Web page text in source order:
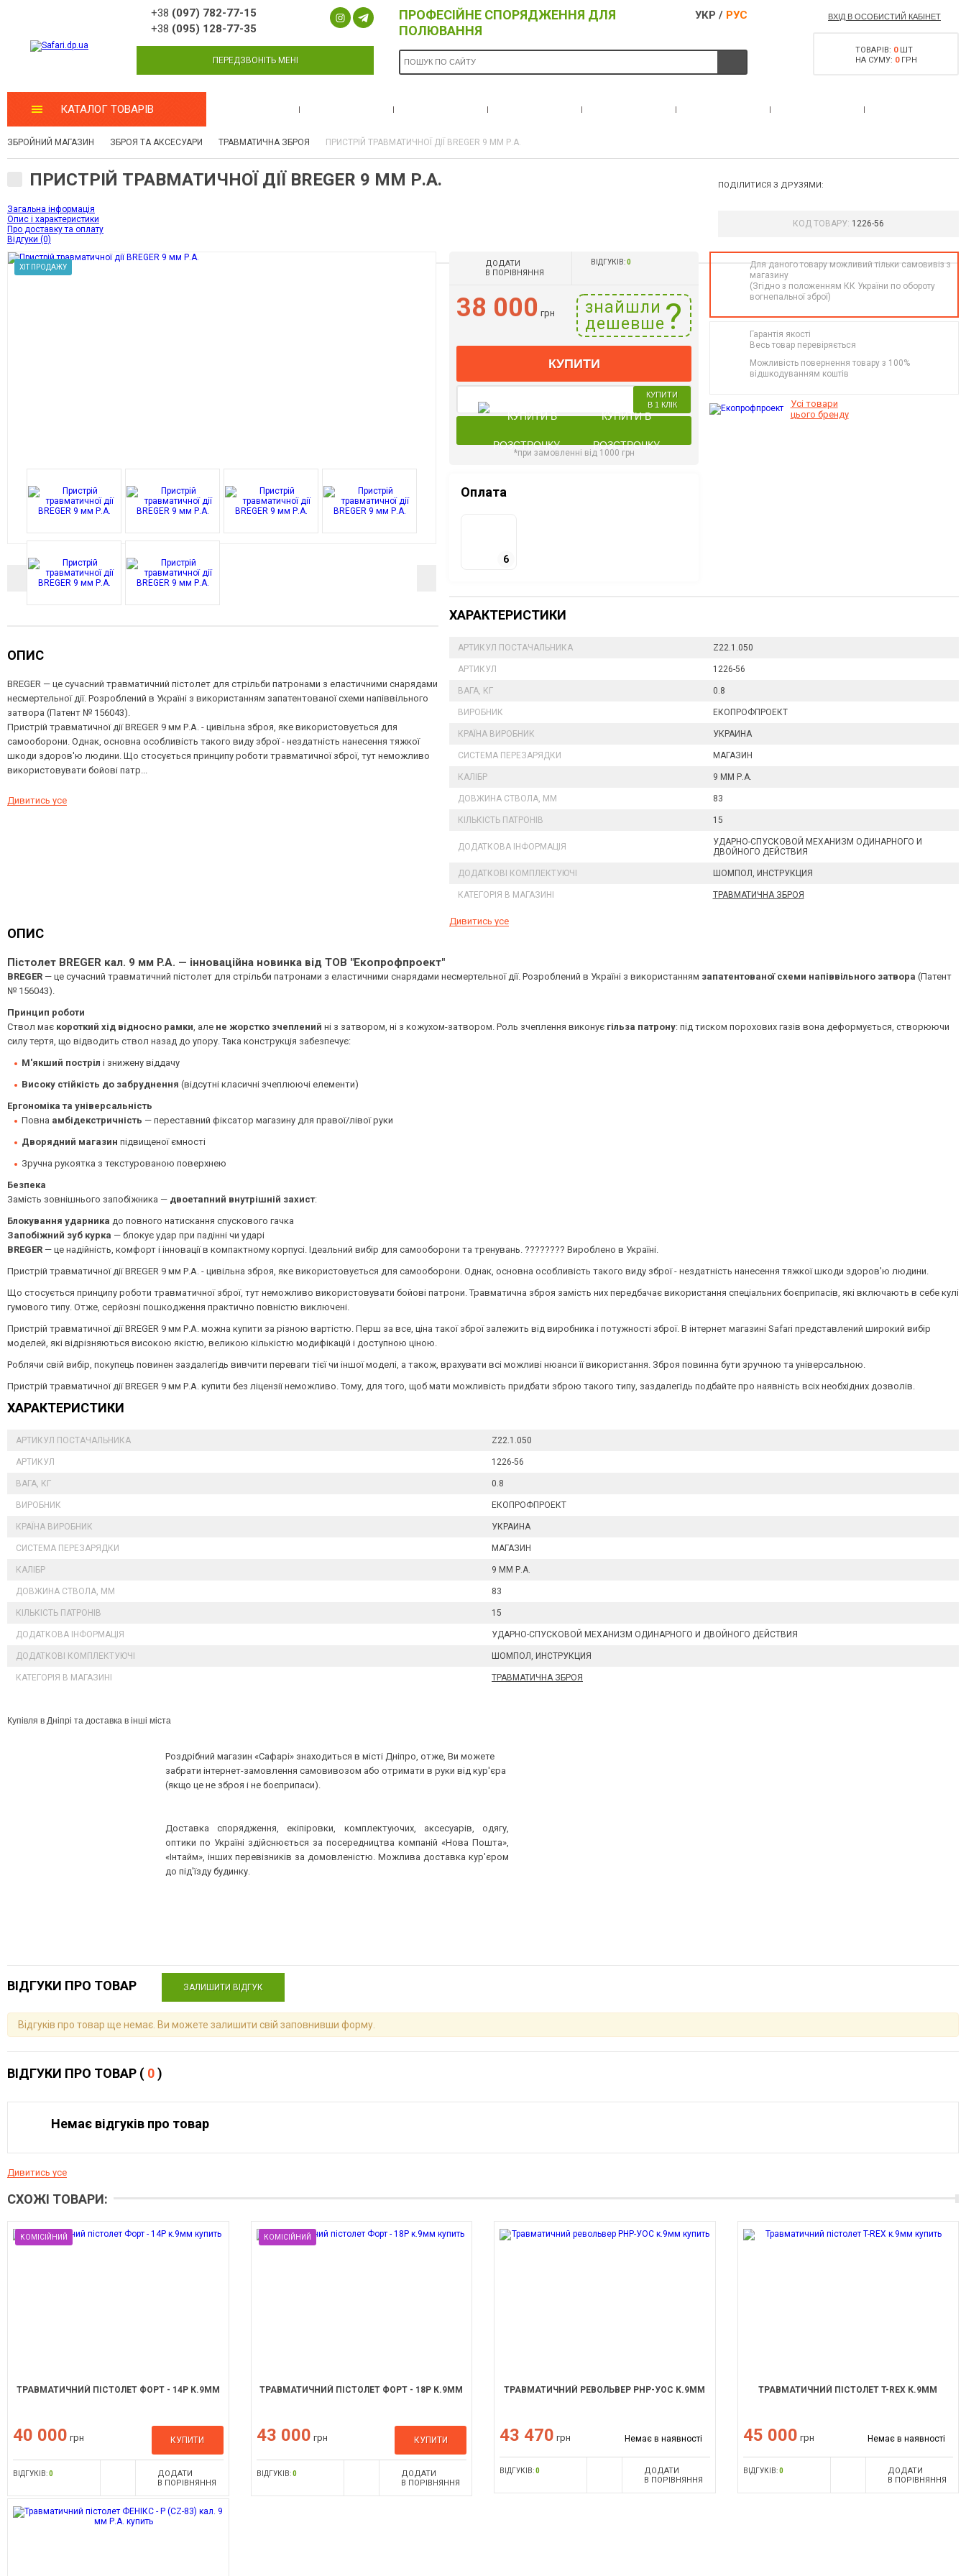
+38 (097) 782-77-15
+38 (095) 128-77-35
ПЕРЕДЗВОНІТЬ МЕНІ
ПРОФЕСІЙНЕ СПОРЯДЖЕННЯ ДЛЯ
ПОЛЮВАННЯ
УКР / РУС ВХІД В ОСОБИСТИЙ КАБІНЕТ
ТОВАРІВ: 0ШТ
НА СУМУ: 0ГРН
КАТАЛОГ ТОВАРІВ
ЗБРОЙНИЙ МАГАЗИН ЗБРОЯ ТА АКСЕСУАРИ ТРАВМАТИЧНА ЗБРОЯ ПРИСТРІЙ ТРАВМАТИЧНОЇ ДІЇ BREGER 9 ММ Р.А.
ПРИСТРІЙ ТРАВМАТИЧНОЇ ДІЇ BREGER 9 ММ Р.А.
Загальна інформація
Опис і характеристики
Про доставку та оплату
Відгуки (0)
ПОДІЛИТИСЯ З ДРУЗЯМИ:
КОД ТОВАРУ: 1226-56
ХІТ ПРОДАЖУ
ОПИС
BREGER — це сучасний травматичний пістолет для стрільби патронами з еластичними снарядами
несмертельної дії. Розроблений в Україні з використанням запатентованої схеми напіввільного
затвора (Патент № 156043).
Пристрій травматичної дії BREGER 9 мм Р.А. - цивільна зброя, яке використовується для
самооборони. Однак, основна особливість такого виду зброї - нездатність нанесення тяжкої
шкоди здоров'ю людини. Що стосується принципу роботи травматичної зброї, тут неможливо
використовувати бойові патр...
Дивитись усе
ДОДАТИ
В ПОРІВНЯННЯ
ВІДГУКІВ:0
38 000 грн
знайшли
дешевше
КУПИТИ
КУПИТИ
В 1 КЛІК
КУПИТИ В
РОЗСТРОЧКУ
*при замовленні від 1000 грн
Оплата
6
Для даного товару можливий тільки самовивіз з
магазину
(Згідно з положенням КК України по обороту
вогнепальної зброї)
Гарантія якості
Весь товар перевіряється
Можливість повернення товару з 100%
відшкодуванням коштів
Усі товари
цього бренду
ХАРАКТЕРИСТИКИ
АРТИКУЛ ПОСТАЧАЛЬНИКА Z22.1.050
АРТИКУЛ 1226-56
ВАГА, КГ 0.8
ВИРОБНИК ЕКОПРОФПРОЕКТ
КРАЇНА ВИРОБНИК УКРАИНА
СИСТЕМА ПЕРЕЗАРЯДКИ МАГАЗИН
КАЛІБР 9 ММ Р.А.
ДОВЖИНА СТВОЛА, ММ 83
КІЛЬКІСТЬ ПАТРОНІВ 15
ДОДАТКОВА ІНФОРМАЦІЯ
УДАРНО-СПУСКОВОЙ МЕХАНИЗМ ОДИНАРНОГО И
ДВОЙНОГО ДЕЙСТВИЯ
ДОДАТКОВІ КОМПЛЕКТУЮЧІ ШОМПОЛ, ИНСТРУКЦИЯ
КАТЕГОРІЯ В МАГАЗИНІ ТРАВМАТИЧНА ЗБРОЯ
Дивитись усе
ОПИС
Пістолет BREGER кал. 9 мм P.A. — інноваційна новинка від ТОВ "Екопрофпроект"
BREGER — це сучасний травматичний пістолет для стрільби патронами з еластичними снарядами несмертельної дії. Розроблений в Україні з використанням запатентованої схеми напіввільного затвора (Патент
№ 156043).
Принцип роботи
Ствол має короткий хід відносно рамки, але не жорстко зчеплений ні з затвором, ні з кожухом-затвором. Роль зчеплення виконує гільза патрону: під тиском порохових газів вона деформується, створюючи
силу тертя, що відводить ствол назад до упору. Така конструкція забезпечує:
М'якший постріл і знижену віддачу
Високу стійкість до забруднення (відсутні класичні зчеплюючі елементи)
Ергономіка та універсальність
Повна амбідекстричність — переставний фіксатор магазину для правої/лівої руки
Дворядний магазин підвищеної ємності
Зручна рукоятка з текстурованою поверхнею
Безпека
Замість зовнішнього запобіжника — двоетапний внутрішній захист:
Блокування ударника до повного натискання спускового гачка
Запобіжний зуб курка — блокує удар при падінні чи ударі
BREGER — це надійність, комфорт і інновації в компактному корпусі. Ідеальний вибір для самооборони та тренувань. ???????? Вироблено в Україні.
Пристрій травматичної дії BREGER 9 мм Р.А. - цивільна зброя, яке використовується для самооборони. Однак, основна особливість такого виду зброї - нездатність нанесення тяжкої шкоди здоров'ю людини.
Що стосується принципу роботи травматичної зброї, тут неможливо використовувати бойові патрони. Травматична зброя замість них передбачає використання спеціальних боєприпасів, які включають в себе кулі
гумового типу. Отже, серйозні пошкодження практично повністю виключені.
Пристрій травматичної дії BREGER 9 мм Р.А. можна купити за різною вартістю. Перш за все, ціна такої зброї залежить від виробника і потужності зброї. В інтернет магазині Safari представлений широкий вибір
моделей, які відрізняються високою якістю, великою кількістю модифікацій і доступною ціною.
Роблячи свій вибір, покупець повинен заздалегідь вивчити переваги тієї чи іншої моделі, а також, врахувати всі можливі нюанси її використання. Зброя повинна бути зручною та універсальною.
Пристрій травматичної дії BREGER 9 мм Р.А. купити без ліцензії неможливо. Тому, для того, щоб мати можливість придбати зброю такого типу, заздалегідь подбайте про наявність всіх необхідних дозволів.
ХАРАКТЕРИСТИКИ
АРТИКУЛ ПОСТАЧАЛЬНИКА Z22.1.050
АРТИКУЛ 1226-56
ВАГА, КГ 0.8
ВИРОБНИК ЕКОПРОФПРОЕКТ
КРАЇНА ВИРОБНИК УКРАИНА
СИСТЕМА ПЕРЕЗАРЯДКИ МАГАЗИН
КАЛІБР 9 ММ Р.А.
ДОВЖИНА СТВОЛА, ММ 83
КІЛЬКІСТЬ ПАТРОНІВ 15
ДОДАТКОВА ІНФОРМАЦІЯ УДАРНО-СПУСКОВОЙ МЕХАНИЗМ ОДИНАРНОГО И ДВОЙНОГО ДЕЙСТВИЯ
ДОДАТКОВІ КОМПЛЕКТУЮЧІ ШОМПОЛ, ИНСТРУКЦИЯ
КАТЕГОРІЯ В МАГАЗИНІ ТРАВМАТИЧНА ЗБРОЯ
Купівля в Дніпрі та доставка в інші міста
Роздрібний магазин «Сафарі» знаходиться в місті Дніпро, отже, Ви можете
забрати інтернет-замовлення самовивозом або отримати в руки від кур'єра
(якщо це не зброя і не боєприпаси).
Доставка спорядження, екіпіровки, комплектуючих, аксесуарів, одягу,
оптики по Україні здійснюється за посередництва компаній «Нова Пошта»,
«Інтайм», інших перевізників за домовленістю. Можлива доставка кур'єром
до під'їзду будинку.
ВІДГУКИ ПРО ТОВАР ЗАЛИШИТИ ВІДГУК
Відгуків про товар ще немає. Ви можете залишити свій заповнивши форму.
ВІДГУКИ ПРО ТОВАР ( 0)
Немає відгуків про товар
Дивитись усе
СХОЖІ ТОВАРИ:
КОМІСІЙНИЙ
ТРАВМАТИЧНИЙ ПІСТОЛЕТ ФОРТ - 14Р К.9ММ
40 000 грн КУПИТИ
ВІДГУКІВ:0
ДОДАТИ
В ПОРІВНЯННЯ
КОМІСІЙНИЙ
ТРАВМАТИЧНИЙ ПІСТОЛЕТ ФОРТ - 18Р К.9ММ
43 000 грн КУПИТИ
ВІДГУКІВ:0
ДОДАТИ
В ПОРІВНЯННЯ
ТРАВМАТИЧНИЙ РЕВОЛЬВЕР РНР-УОС К.9ММ
43 470 грн Немає в наявності
ВІДГУКІВ:0
ДОДАТИ
В ПОРІВНЯННЯ
ТРАВМАТИЧНИЙ ПІСТОЛЕТ T-REX К.9ММ
45 000 грн Немає в наявності
ВІДГУКІВ:0
ДОДАТИ
В ПОРІВНЯННЯ